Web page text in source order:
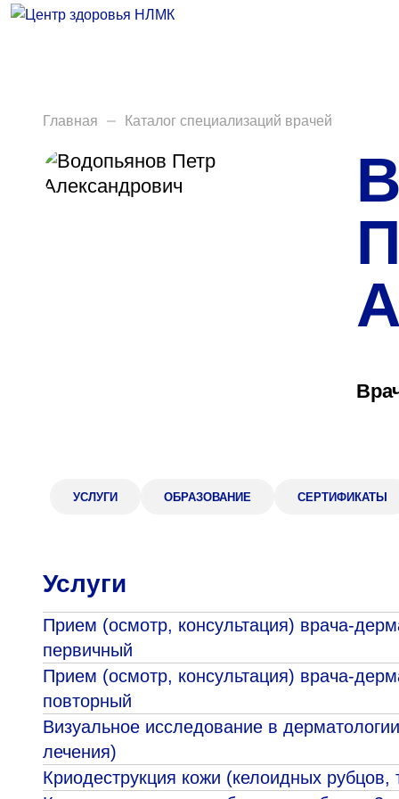
Анализы
Диагностика
Суббота 08:00–16:00
Регистратура
+7 (4742) 55-55-43
Главная Каталог специализаций врачей
УСЛУГИ ОБРАЗОВАНИЕ СЕРТИФИКАТЫ
Услуги
Прием (осмотр, консультация) врача-
первичный
Прием (осмотр, консультация) врача-
повторный
Визуальное исследование в
лечения)
Криодеструкция кожи (келоидных рубцов,